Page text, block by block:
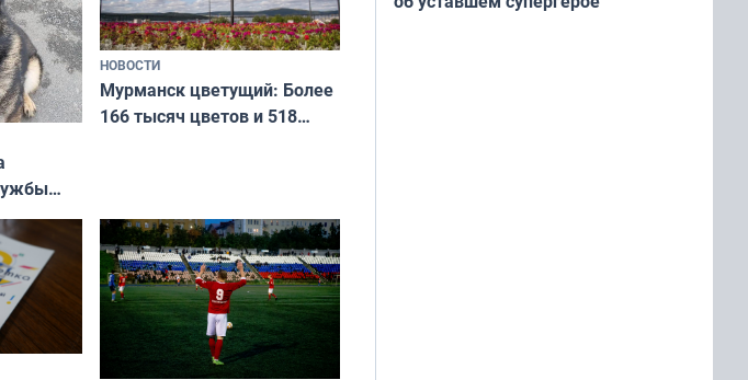
НОВОСТИ
Мурманск цветущий: Более
166 тысяч цветов и 518